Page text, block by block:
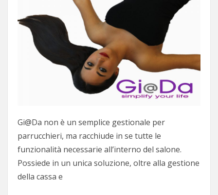
Gi@Da non è un semplice gestionale per
parrucchieri, ma racchiude in se tutte le
funzionalità necessarie all’interno del salone.
Possiede in un unica soluzione, oltre alla gestione
della cassa e